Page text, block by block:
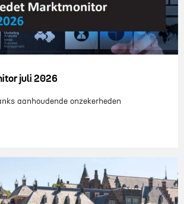
juli 2026
aanhoudende onzekerheden